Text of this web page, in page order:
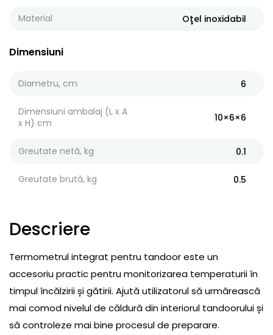
Material Oţel inoxidabil
Dimensiuni
Diametru, cm 6
Dimensiuni ambalaj (L x A
x H) cm
10×6×6
Greutate netă, kg 0.1
Greutate brută, kg 0.5
Descriere
Termometrul integrat pentru tandoor este un
accesoriu practic pentru monitorizarea temperaturii în
timpul încălzirii și gătirii. Ajută utilizatorul să urmărească
mai comod nivelul de căldură din interiorul tandoorului și
să controleze mai bine procesul de preparare.